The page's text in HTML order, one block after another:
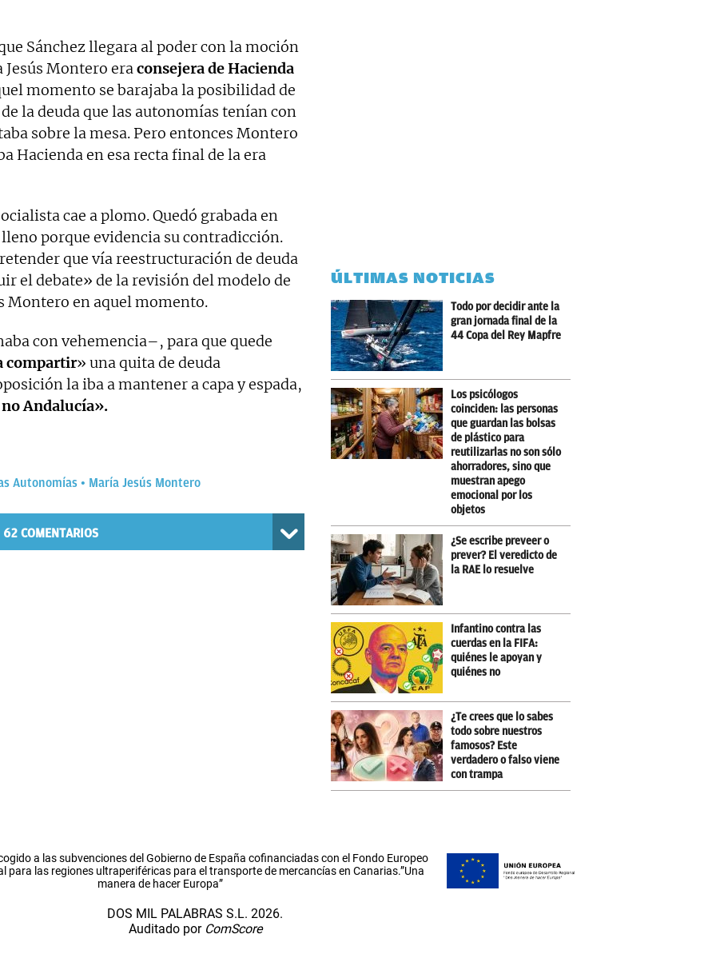
Sánchez llegara al poder con la moción
Montero eraconsejera de Hacienda
momento se barajaba la posibilidad de
la deuda que las autonomías tenían con
sobre la mesa. Pero entonces Montero
Hacienda en esa recta final de la era
cae a plomo. Quedó grabada en
porque evidencia su contradicción.
que vía reestructuración de deuda
el debate» de la revisión del modelo de
Montero en aquel momento.
con vehemencia–, para que quede
compartir» una quita de deuda
la iba a mantener a capa y espada,
Andalucía».
Autonomías María Jesús Montero
62COMENTARIOS
ÚLTIMAS NOTICIAS
Todo por decidir ante la
gran jornada final de la
44 Copa del Rey Mapfre
Los psicólogos
coinciden: las personas
que guardan las bolsas
de plástico para
reutilizarlas no son sólo
ahorradores, sino que
muestran apego
emocional por los
objetos
¿Se escribe preveer o
prever? El veredicto de
la RAE lo resuelve
Infantino contra las
cuerdas en la FIFA:
quiénes le apoyan y
quiénes no
¿Te crees que lo sabes
todo sobre nuestros
famosos? Este
verdadero o falso viene
con trampa
a las subvenciones del Gobierno de España cofinanciadas con el Fondo Europeo
para las regiones ultraperiféricas para el transporte de mercancías en Canarias.”Una
manera de hacer Europa”
DOS MIL PALABRAS S.L. 2026.
Auditado por ComScore